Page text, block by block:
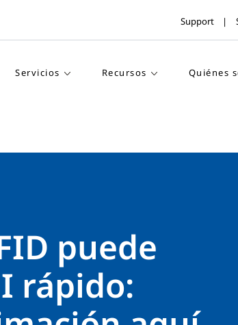
Support
Servicios Recursos Quiénes
puede
rápido: